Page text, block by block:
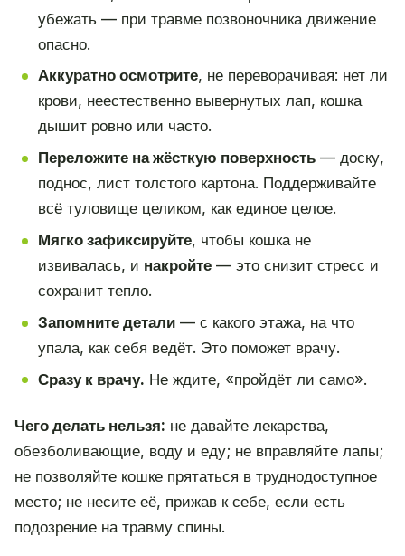
убежать — при травме позвоночника движение
опасно.
Аккуратно осмотрите, не переворачивая: нет ли
крови, неестественно вывернутых лап, кошка
дышит ровно или часто.
Переложите на жёсткую поверхность— доску,
поднос, лист толстого картона. Поддерживайте
всё туловище целиком, как единое целое.
Мягко зафиксируйте, чтобы кошка не
извивалась, и накройте— это снизит стресс и
сохранит тепло.
Запомните детали— с какого этажа, на что
упала, как себя ведёт. Это поможет врачу.
Сразу к врачу. Не ждите, «пройдёт ли само».
Чего делать нельзя: не давайте лекарства,
обезболивающие, воду и еду; не вправляйте лапы;
не позволяйте кошке прятаться в труднодоступное
место; не несите её, прижав к себе, если есть
подозрение на травму спины.